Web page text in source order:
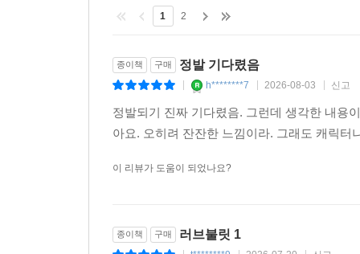
1 2
종이책 구매 정발 기다렸음
h********7 2026-08-03 신고
정발되기 진짜 기다렸음. 그런데 생각한 내용
아요. 오히려 잔잔한 느낌이라. 그래도 캐릭
이 리뷰가 도움이 되었나요?
종이책 구매 러브불릿 1